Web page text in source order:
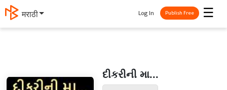
मराठी ☰
Log In Publish Free
દીકરીની મા...